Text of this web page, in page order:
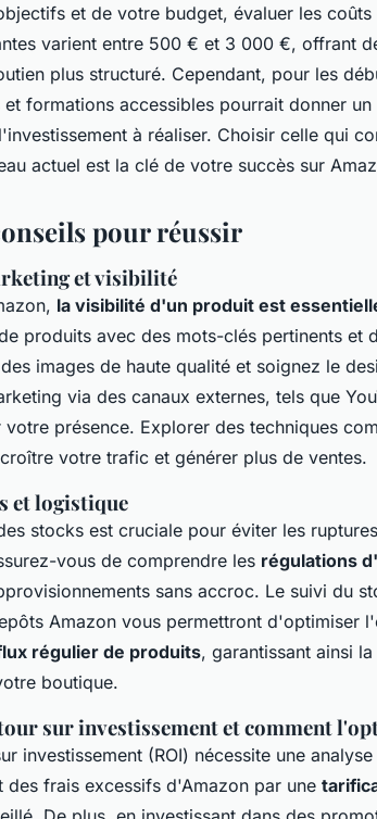
et de votre budget, évaluer les coûts
varient entre 500 € et 3 000 €, offrant
plus structuré. Cependant, pour les
et formations accessibles pourrait donner
à réaliser. Choisir celle qui
actuel est la clé de votre succès sur
pour réussir
et visibilité
la visibilité d'un produit est
produits avec des mots-clés pertinents et
images de haute qualité et soignez le
via des canaux externes, tels que
présence. Explorer des techniques
votre trafic et générer plus de ventes.
et logistique
stocks est cruciale pour éviter les
vous de comprendre les régulations
sans accroc. Le suivi du
Amazon vous permettront d'optimiser
régulier de produits, garantissant ainsi
boutique.
sur investissement et comment
investissement (ROI) nécessite une
des frais excessifs d'Amazon par une